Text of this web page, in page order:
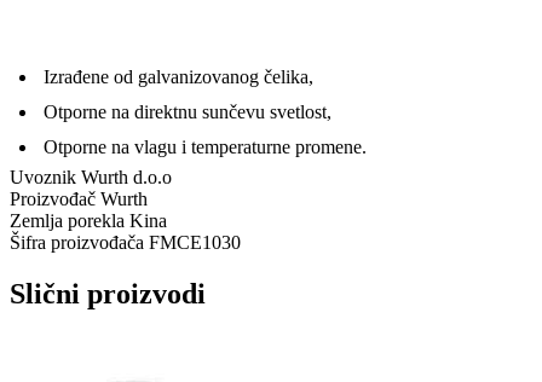
Izrađene od galvanizovanog čelika,
Otporne na direktnu sunčevu svetlost,
Otporne na vlagu i temperaturne promene.
Uvoznik Wurth d.o.o
Proizvođač Wurth
Zemlja porekla Kina
Šifra proizvođača FMCE1030
Slični proizvodi